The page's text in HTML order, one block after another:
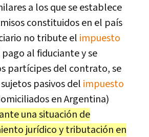
a los que se establece
constituidos en el país
no tribute el impuesto
al fiduciante y se
partícipes del contrato, se
pasivos del impuesto
en Argentina)
una situación de
jurídico y tributación en